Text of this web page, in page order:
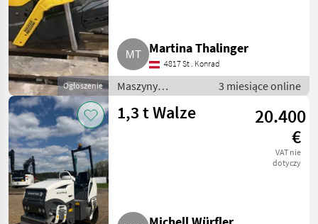
Ogłoszenie
Martina Thalinger
4817 St . Konrad
Maszyny
budowlane /
Drobny sprzęt
3 miesiące online
1,3 t Walze
20.400
€
VAT nie
dotyczy